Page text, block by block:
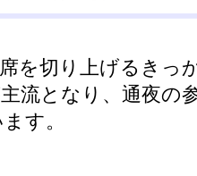
を切り上げるきっ
流となり、通夜の
す。